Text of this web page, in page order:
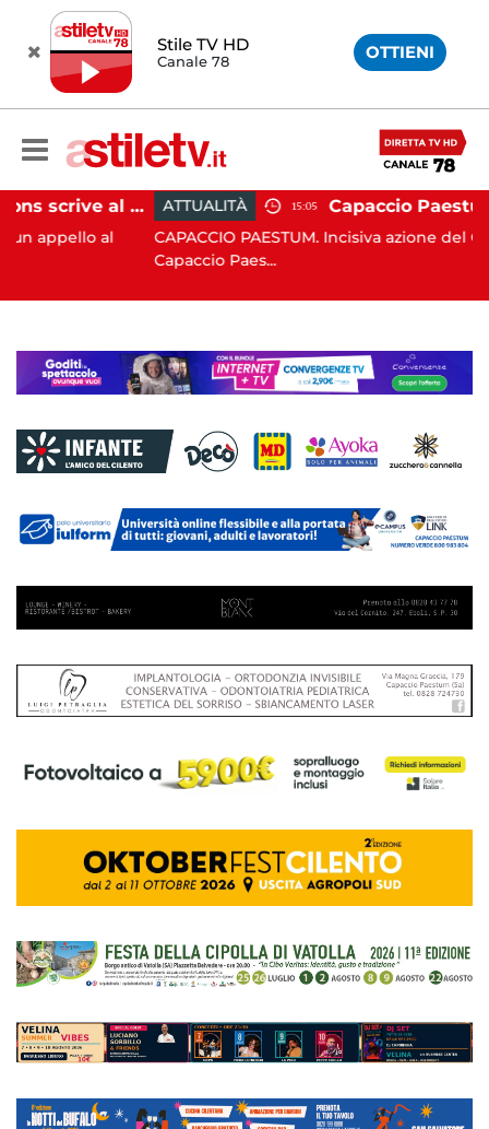
Stile TV HD
Canale 78 OTTIENI
Paestum, Codacons scrive al ministro Giuli: "Rilanciare scavi dell'Anfiteatro nell'area archeologica"
al
ATTUALITÀ 15:05
CAPACCIO PAESTUM. Incisiva azione del Comune di
Capaccio Paes...